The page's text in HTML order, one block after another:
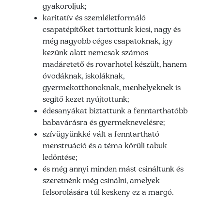
gyakoroljuk;
karitatív és szemléletformáló
csapatépítőket tartottunk kicsi, nagy és
még nagyobb céges csapatoknak, így
kezünk alatt nemcsak számos
madáretető és rovarhotel készült, hanem
óvodáknak, iskoláknak,
gyermekotthonoknak, menhelyeknek is
segítő kezet nyújtottunk;
édesanyákat biztattunk a fenntarthatóbb
babavárásra és gyermeknevelésre;
szívügyünkké vált a fenntartható
menstruáció és a téma körüli tabuk
ledöntése;
és még annyi minden mást csináltunk és
szeretnénk még csinálni, amelyek
felsorolására túl keskeny ez a margó.